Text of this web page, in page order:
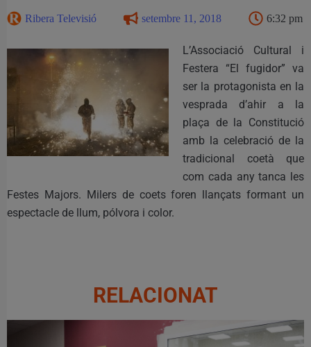
Ribera Televisió setembre 11, 2018 6:32 pm
L’Associació Cultural i
Festera “El fugidor” va
ser la protagonista en la
vesprada d’ahir a la
plaça de la Constitució
amb la celebració de la
tradicional coetà que
com cada any tanca les
Festes Majors. Milers de coets foren llançats formant un
espectacle de llum, pólvora i color.
RELACIONAT